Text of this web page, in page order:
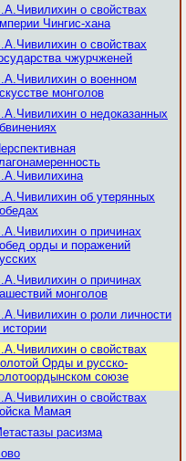
о свойствах
Чингис-хана
о свойствах
чжурчженей
о военном
монголов
о недоказанных
об утерянных
о причинах
орды и поражений
о причинах
монголов
о роли личности
истории
о свойствах
Орды и русско-
союзе
о свойствах
Мамая
расизма